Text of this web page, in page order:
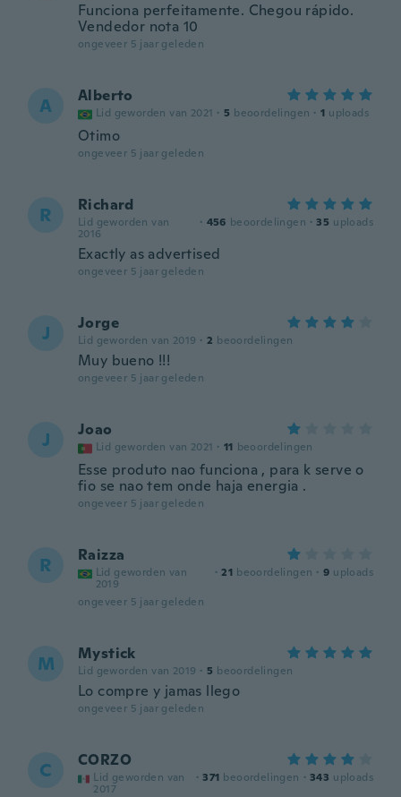
Funciona perfeitamente. Chegou rápido.
Vendedor nota 10
ongeveer 5 jaar geleden
A Alberto
Lid geworden van 2021 · 5 beoordelingen · 1 uploads
Otimo
ongeveer 5 jaar geleden
R Richard
Lid geworden van
2016
· 456 beoordelingen · 35 uploads
Exactly as advertised
ongeveer 5 jaar geleden
J Jorge
Lid geworden van 2019 · 2 beoordelingen
Muy bueno !!!
ongeveer 5 jaar geleden
J Joao
Lid geworden van 2021 · 11 beoordelingen
Esse produto nao funciona , para k serve o
fio se nao tem onde haja energia .
ongeveer 5 jaar geleden
R Raizza
Lid geworden van
2019
· 21 beoordelingen · 9 uploads
ongeveer 5 jaar geleden
M Mystick
Lid geworden van 2019 · 5 beoordelingen
Lo compre y jamas llego
ongeveer 5 jaar geleden
C CORZO
Lid geworden van
2017
· 371 beoordelingen · 343 uploads